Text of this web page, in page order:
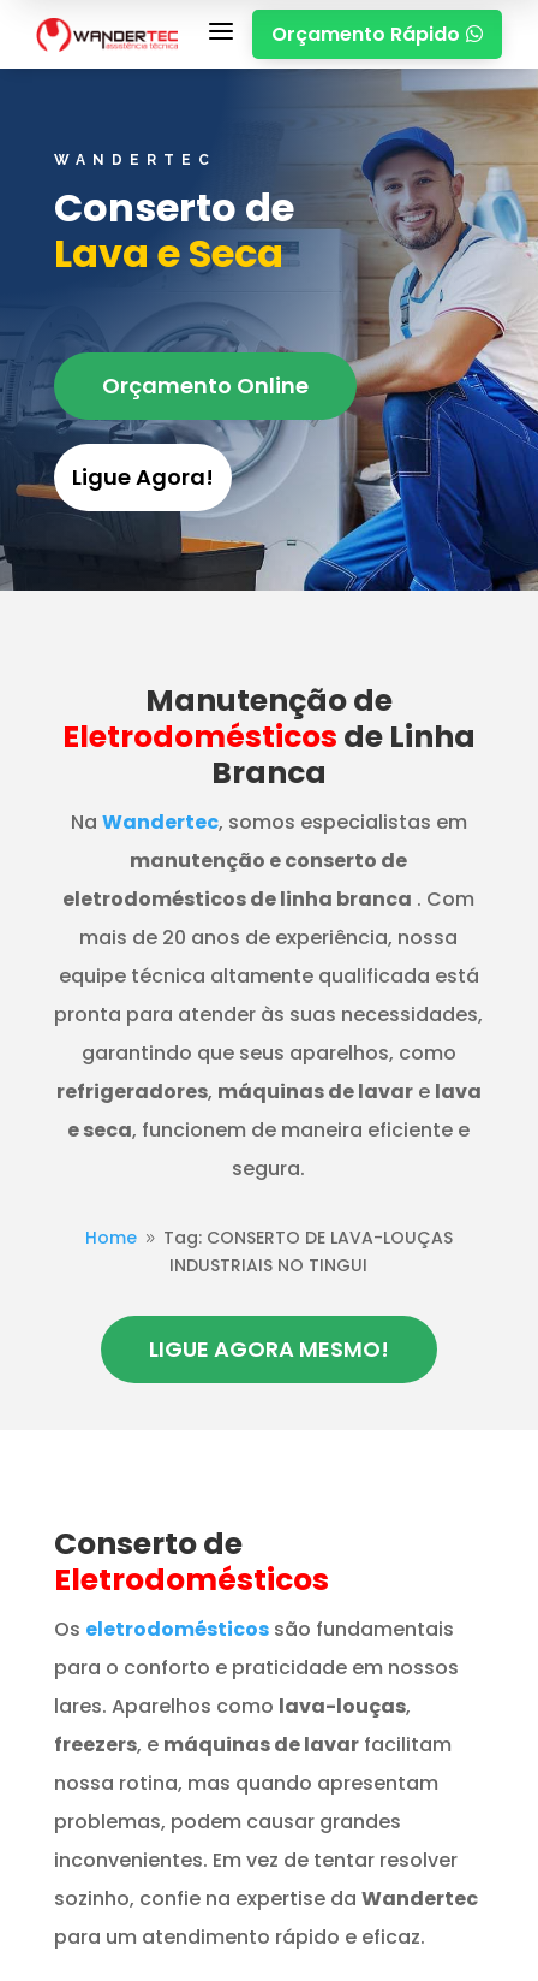
a Orçamento Rápido 
WANDERTEC
Conserto de
Lava e Seca
Orçamento Online
Ligue Agora!
Manutençãode
Eletrodomésticos de Linha
Branca
Na Wandertec, somos especialistas em
manutenção e conserto de
eletrodomésticos de linha branca . Com
mais de 20 anos de experiência, nossa
equipe técnica altamente qualificada está
pronta para atender às suas necessidades,
garantindo que seus aparelhos, como
refrigeradores, máquinas de lavare lava
e seca, funcionem de maneira eficiente e
segura.
Home 9 Tag: CONSERTO DE LAVA-LOUÇAS
INDUSTRIAIS NO TINGUI
LIGUE AGORA MESMO!
Conserto de
Eletrodomésticos
Os eletrodomésticos são fundamentais
para o conforto e praticidade em nossos
lares. Aparelhos como lava-louças,
freezers, e máquinas de lavarfacilitam
nossa rotina, mas quando apresentam
problemas, podem causar grandes
inconvenientes. Em vez de tentar resolver
sozinho, confie na expertise da Wandertec
para um atendimento rápido e eficaz.